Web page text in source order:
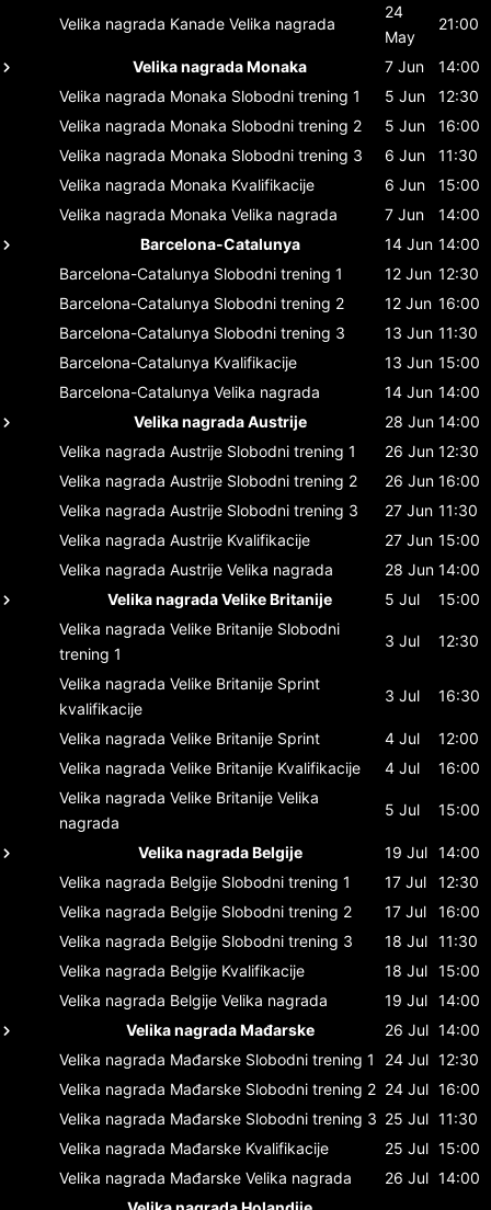
Velika nagrada Kanade Velika nagrada
24
May
21:00
Velika nagrada Monaka 7 Jun
14:00
Velika nagrada Monaka Slobodni trening 1 5 Jun
12:30
Velika nagrada Monaka Slobodni trening 2 5 Jun
16:00
Velika nagrada Monaka Slobodni trening 3 6 Jun
11:30
Velika nagrada Monaka Kvalifikacije 6 Jun
15:00
Velika nagrada Monaka Velika nagrada 7 Jun
14:00
Barcelona-Catalunya
14 Jun 14:00
Barcelona-Catalunya Slobodni trening 1 12 Jun 12:30
Barcelona-Catalunya Slobodni trening 2 12 Jun 16:00
Barcelona-Catalunya Slobodni trening 3 13 Jun 11:30
Barcelona-Catalunya Kvalifikacije 13 Jun 15:00
Barcelona-Catalunya Velika nagrada 14 Jun 14:00
Velika nagrada Austrije
28 Jun 14:00
Velika nagrada Austrije Slobodni trening 1 26 Jun 12:30
Velika nagrada Austrije Slobodni trening 2 26 Jun 16:00
Velika nagrada Austrije Slobodni trening 3 27 Jun 11:30
Velika nagrada Austrije Kvalifikacije 27 Jun 15:00
Velika nagrada Austrije Velika nagrada 28 Jun 14:00
Velika nagrada Velike Britanije
5 Jul
15:00
Velika nagrada Velike Britanije Slobodni
trening 1
3 Jul 12:30
Velika nagrada Velike Britanije Sprint
kvalifikacije
3 Jul 16:30
Velika nagrada Velike Britanije Sprint 4 Jul
12:00
Velika nagrada Velike Britanije Kvalifikacije 4 Jul
16:00
Velika nagrada Velike Britanije Velika
nagrada
5 Jul 15:00
Velika nagrada Belgije 19 Jul 14:00
Velika nagrada Belgije Slobodni trening 1 17 Jul
12:30
Velika nagrada Belgije Slobodni trening 2 17 Jul
16:00
Velika nagrada Belgije Slobodni trening 3 18 Jul 11:30
Velika nagrada Belgije Kvalifikacije 18 Jul 15:00
Velika nagrada Belgije Velika nagrada 19 Jul 14:00
Velika nagrada Mađarske
26 Jul 14:00
Velika nagrada Mađarske Slobodni trening 1 24 Jul 12:30
Velika nagrada Mađarske Slobodni trening 2 24 Jul 16:00
Velika nagrada Mađarske Slobodni trening 3 25 Jul 11:30
Velika nagrada Mađarske Kvalifikacije 25 Jul 15:00
Velika nagrada Mađarske Velika nagrada 26 Jul 14:00